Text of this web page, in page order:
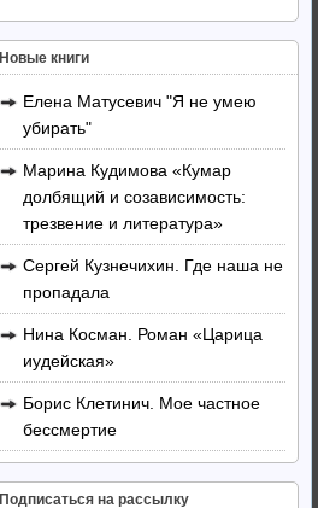
Новые книги
Елена Матусевич "Я не умею
убирать"
Марина Кудимова «Кумар
долбящий и созависимость:
трезвение и литература»
Сергей Кузнечихин. Где наша не
пропадала
Нина Косман. Роман «Царица
иудейская»
Борис Клетинич. Мое частное
бессмертие
Подписаться на рассылку